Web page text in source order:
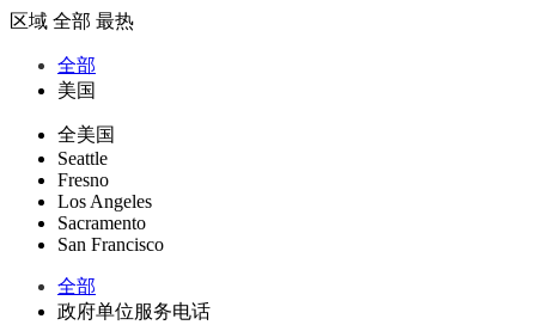
区域 全部 最热
全部
美国
全美国
Seattle
Fresno
Los Angeles
Sacramento
San Francisco
全部
政府单位服务电话